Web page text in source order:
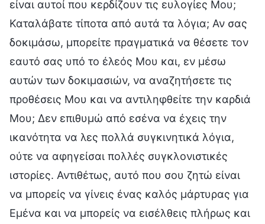
είναι αυτοί που κερδίζουν τις ευλογίες Μου;
Καταλάβατε τίποτα από αυτά τα λόγια; Αν σας
δοκιμάσω, μπορείτε πραγματικά να θέσετε τον
εαυτό σας υπό το έλεός Μου και, εν μέσω
αυτών των δοκιμασιών, να αναζητήσετε τις
προθέσεις Μου και να αντιληφθείτε την καρδιά
Μου; Δεν επιθυμώ από εσένα να έχεις την
ικανότητα να λες πολλά συγκινητικά λόγια,
ούτε να αφηγείσαι πολλές συγκλονιστικές
ιστορίες. Αντιθέτως, αυτό που σου ζητώ είναι
να μπορείς να γίνεις ένας καλός μάρτυρας για
Εμένα και να μπορείς να εισέλθεις πλήρως και